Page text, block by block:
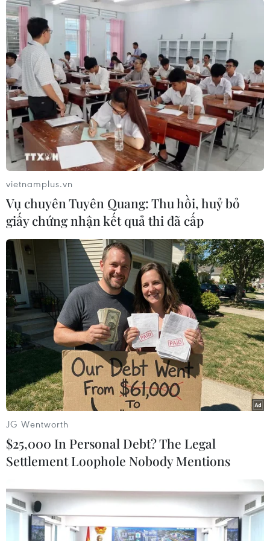
giảm bớt những lo ngại rằng nền kinh tế lớn
nhất thế giới sẽ giảm tốc trong quý 2 này.
Trên thị trường các kim loại quý khác, giá bạc
phiên này lùi 0,2% xuống 14,84 USD/ounce,
trong khi bạch kim tăng 0,4% lên 801,77
USD/ounce./.
(TTXVN/Vietnam+)
#Giá vàng #Đồng USD #Lãi suất
#Fed
#Nới lỏng chính sách tiền tệ
Theo dõi VietnamPlus
vietnamplus.vn
Vụ chuyên Tuyên Quang: Thu hồi, huỷ bỏ
giấy chứng nhận kết quả thi đã cấp
JG Wentworth
$25,000 In Personal Debt? The Legal
Settlement Loophole Nobody Mentions